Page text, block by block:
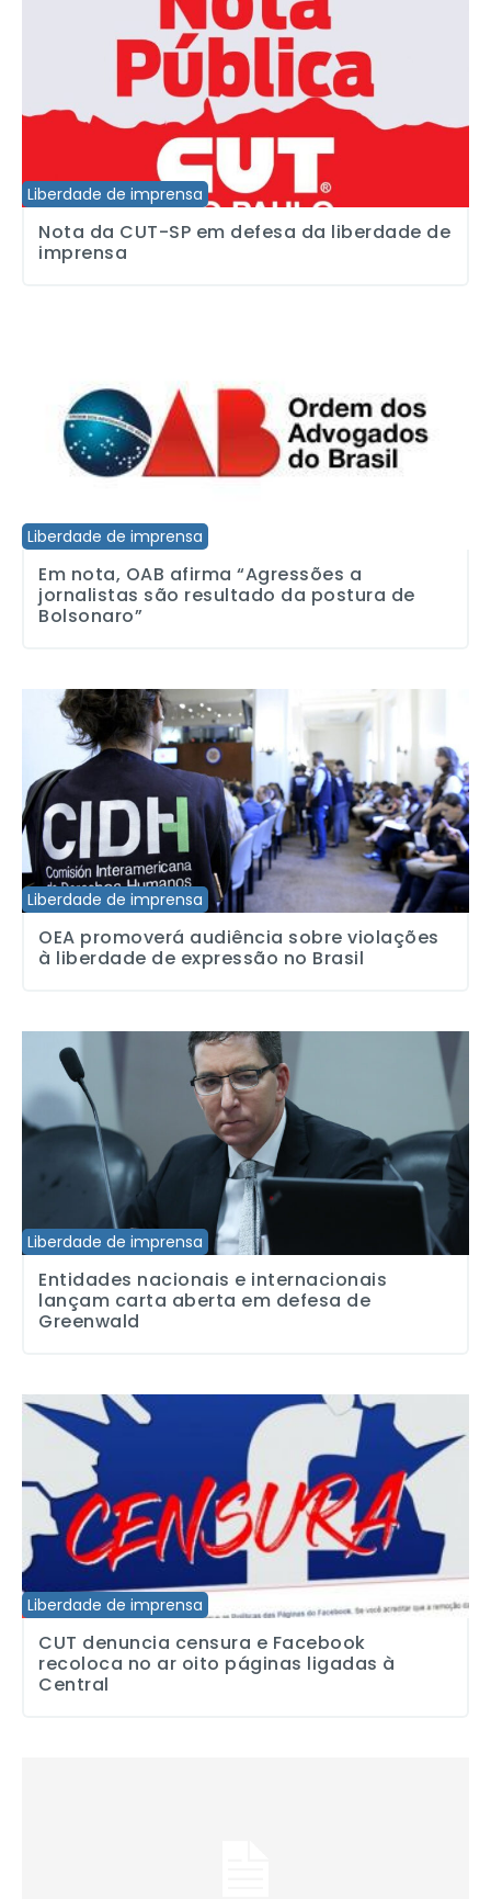
Liberdade de imprensa
Nota da CUT-SP em defesa da liberdade de
imprensa
Liberdade de imprensa
Em nota, OAB afirma “Agressões a
jornalistas são resultado da postura de
Bolsonaro”
Liberdade de imprensa
OEA promoverá audiência sobre violações à liberdade de
OEA promoverá audiência sobre violações
à liberdade de expressão no Brasil
Liberdade de imprensa
Entidades nacionais e internacionais lançam carta aberta em
Entidades nacionais e internacionais
lançam carta aberta em defesa de
Greenwald
Liberdade de imprensa
CUT denuncia censura e Facebook recoloca no ar oito páginas
CUT denuncia censura e Facebook
recoloca no ar oito páginas ligadas à
Central